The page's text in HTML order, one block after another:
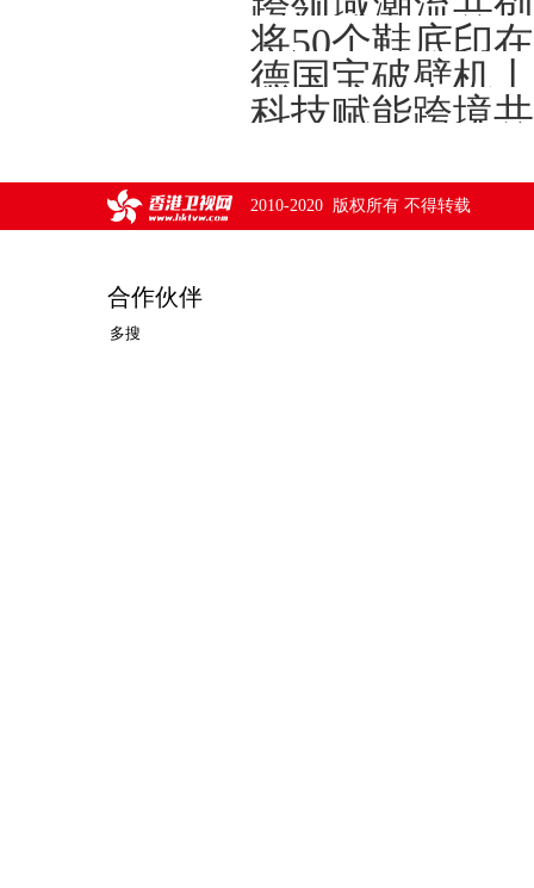
将50个鞋底印
德国宝破壁机
2010-2020 版权所有 不得转载
合作伙伴
多搜